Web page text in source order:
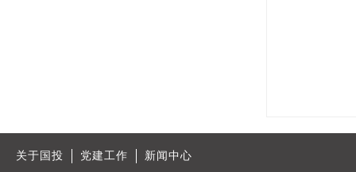
关于国投 党建工作 新闻中心